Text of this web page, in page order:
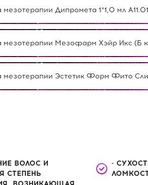
мезотерапии Дипромета 1*1,0 мл
мезотерапии Мезофарм Хэйр Икс (Б
мезотерапии Эстетик Форм Фито
ВОЛОС И
СТЕПЕНЬ
-